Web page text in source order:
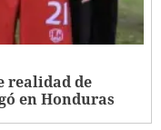
realidad de
en Honduras